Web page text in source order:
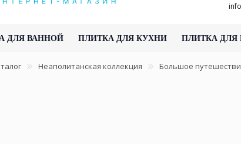
ДЛЯ ВАННОЙ ПЛИТКА ДЛЯ КУХНИ ПЛИТКА ДЛЯ
Неаполитанская коллекция Большое